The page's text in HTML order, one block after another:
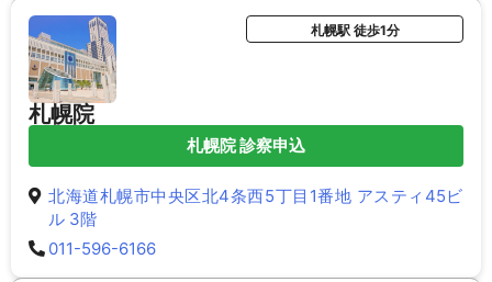
札幌院
札幌駅 徒歩1分
札幌院 診察申込
北海道札幌市中央区北4条西5丁目1番地 アスティ45ビ
ル 3階
011-596-6166